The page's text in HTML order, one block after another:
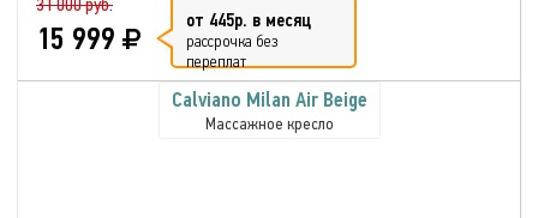
31 000 руб.
15 999 от 445р. в месяц
рассрочка без
переплат
Calviano Milan Аir Beige
Массажное кресло